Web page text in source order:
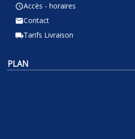
query_builderAccès - horaires
emailContact
local_shippingTarifs Livraison
PLAN